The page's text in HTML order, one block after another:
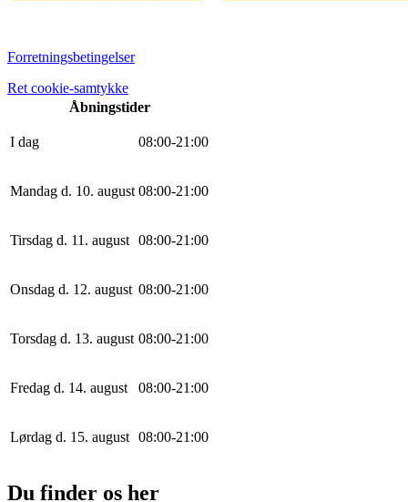
Forretningsbetingelser
Ret cookie-samtykke
Åbningstider
I dag 08:00-21 :00
Mandag d. 10. august 08:00-21 :00
Tirsdag d. 11. august 08:00-21 :00
Onsdag d. 12. august 08:00-21 :00
Torsdag d. 13. august 08:00-21 :00
Fredag d. 14. august 08:00-21 :00
Lørdag d. 15. august 08:00-21 :00
Du finder os her